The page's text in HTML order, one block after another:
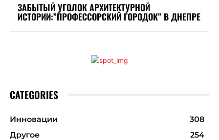
ЗАБЫТЫЙ УГОЛОК АРХИТЕКТУРНОЙ
ИСТОРИИ:”ПРОФЕССОРСКИЙ ГОРОДОК” В ДНЕПРЕ
CATEGORIES
Инновации
308
Другое
254